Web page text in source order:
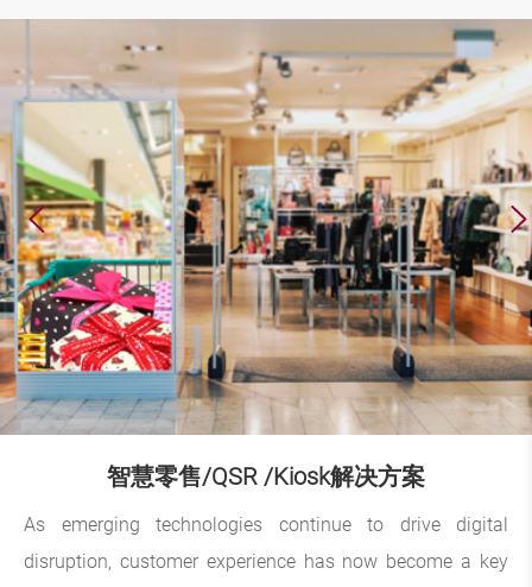
智慧零售/QSR /Kiosk解决方案
As emerging technologies continue to drive digital
disruption, customer experience has now become a key